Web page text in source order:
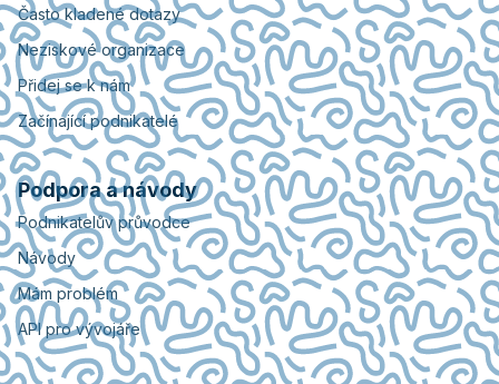
Často kladené dotazy
Neziskové organizace
Přidej se k nám
Začínající podnikatelé
Podpora a návody
Podnikatelův průvodce
Návody
Mám problém
API pro vývojáře